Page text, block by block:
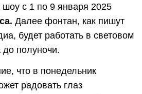
шоу с 1 по 9 января 2025
Далее фонтан, как пишут
будет работать в световом
полуночи.
что в понедельник
радовать глаз